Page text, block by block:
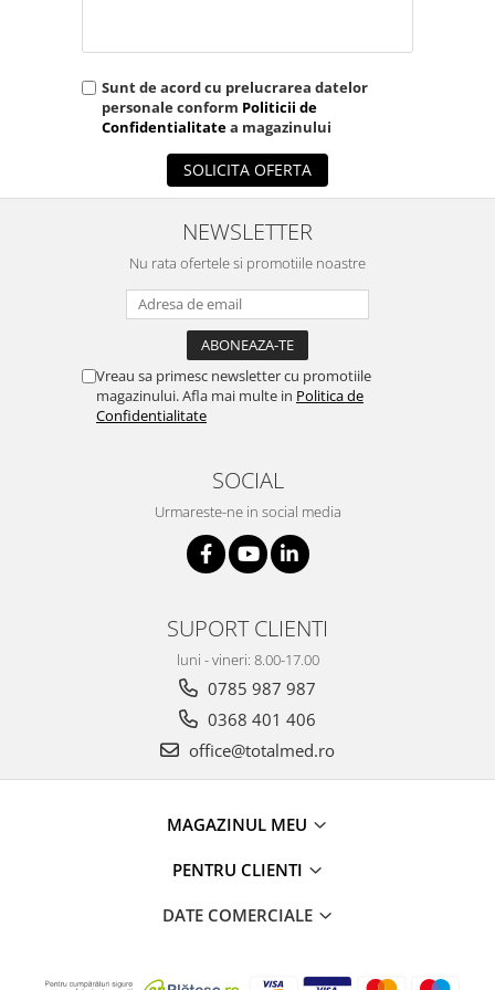
Optotipuri, teste de vedere si
proiectoare de teste
Tensiometre si stetoscoape
Teste Cromatice
Sunt de acord cu prelucrarea datelor
personale conform Politicii de
Confidentialitatea magazinului
SOLICITA OFERTA
NEWSLETTER
Nu rata ofertele si promotiile noastre
Vreau sa primesc newsletter cu promotiile
magazinului. Afla mai multe in Politica de
Confidentialitate
SOCIAL
Urmareste-ne in social media
SUPORT CLIENTI
luni - vineri: 8.00-17.00
0785 987 987
0368 401 406
office@totalmed.ro
MAGAZINUL MEU
PENTRU CLIENTI
DATE COMERCIALE